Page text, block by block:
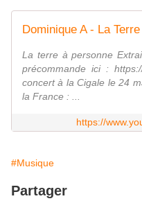
Dominique A - La
La terre à personne
précommande ici :
concert à la Cigale le 24
la France : ...
https://
#Musique
Partager